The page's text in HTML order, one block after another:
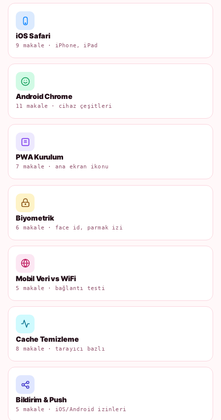
iOS Safari
9 makale · iPhone, iPad
Android Chrome
11 makale · cihaz çeşitleri
PWA Kurulum
7 makale · ana ekran ikonu
Biyometrik
6 makale · face id, parmak izi
Mobil Veri vs WiFi
5 makale · bağlantı testi
Cache Temizleme
8 makale · tarayıcı bazlı
Bildirim & Push
5 makale · iOS/Android izinleri